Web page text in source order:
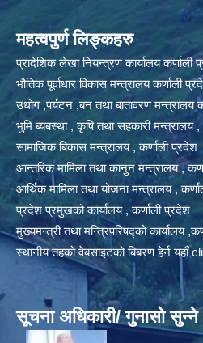
महत्वपुर्ण लिङ्कहरु
प्रादेशिक लेखा नियन्त्रण कार्यालय कर्णाली
भौतिक पूर्वाधार विकास मन्त्रालय कर्णाली
उधोग ,पर्यटन ,बन तथा बातावरण मन्त्रालय
भुमि ब्यबस्था , कृषि तथा सहकारी मन्त्रालय ,
सामाजिक बिकास मन्त्रालय , कर्णाली प्रदेश
आन्तरिक मामिला तथा कानुन मन्त्रालय ,
आर्थिक मामिला तथा योजना मन्त्रालय ,
प्रदेश प्रमुखको कार्यालय , कर्णाली प्रदेश
मुख्यमन्त्री तथा मन्त्रिपरिषद्को कार्यालय
स्थानीय तहको वेबसाइटको बिबरण हेर्न यहाँ
सूचना अधिकारी/ गुनासो सुन्ने